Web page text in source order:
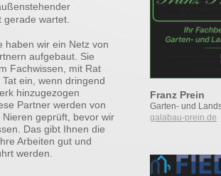
gerade wartet.
haben wir ein Netz von
aufgebaut. Sie
Fachwissen, mit Rat
ein, wenn dringend
hinzugezogen
Partner werden von
geprüft, bevor wir
Das gibt Ihnen die
Arbeiten gut und
werden.
Franz Prein
Garten- und
galabau-prein.de